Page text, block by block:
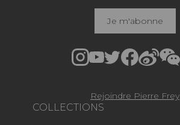
COLLECTIONS
Je m'abonne
Rejoindre Pierre Frey